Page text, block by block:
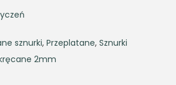
sznurki, Przeplatane, Sznurki
2mm